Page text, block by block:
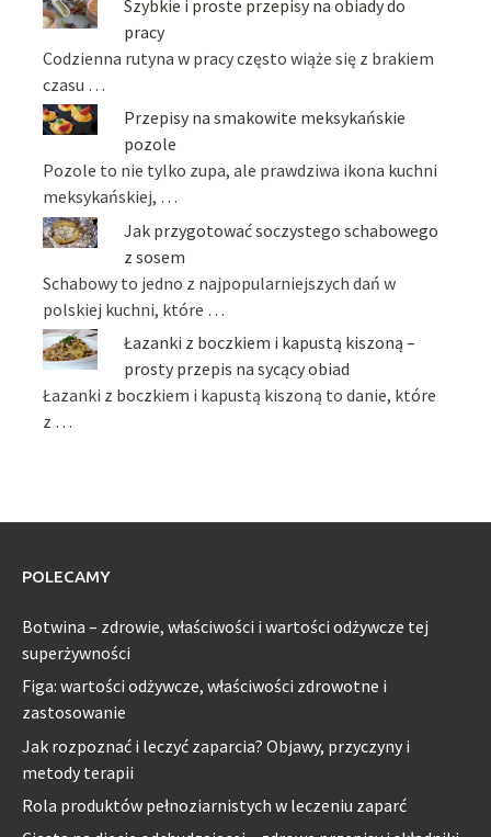
Szybkie i proste przepisy na obiady do
pracy
Codzienna rutyna w pracy często wiąże się z brakiem
czasu …
Przepisy na smakowite meksykańskie
pozole
Pozole to nie tylko zupa, ale prawdziwa ikona kuchni
meksykańskiej, …
Jak przygotować soczystego schabowego
z sosem
Schabowy to jedno z najpopularniejszych dań w
polskiej kuchni, które …
Łazanki z boczkiem i kapustą kiszoną –
prosty przepis na sycący obiad
Łazanki z boczkiem i kapustą kiszoną to danie, które
z …
POLECAMY
Botwina – zdrowie, właściwości i wartości odżywcze tej
superżywności
Figa: wartości odżywcze, właściwości zdrowotne i
zastosowanie
Jak rozpoznać i leczyć zaparcia? Objawy, przyczyny i
metody terapii
Rola produktów pełnoziarnistych w leczeniu zaparć